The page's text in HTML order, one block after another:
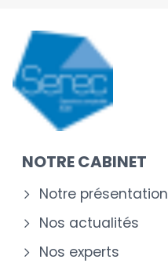
NOTRE CABINET
Notre présentation
Nos actualités
Nos experts